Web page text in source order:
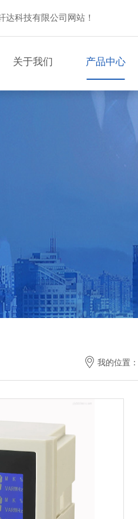
达科技有限公司网站！
关于我们 产品中心
我的位置：